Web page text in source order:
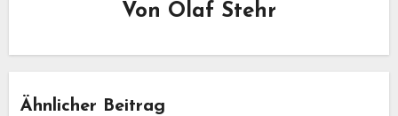
Von Olaf Stehr
Ähnlicher Beitrag